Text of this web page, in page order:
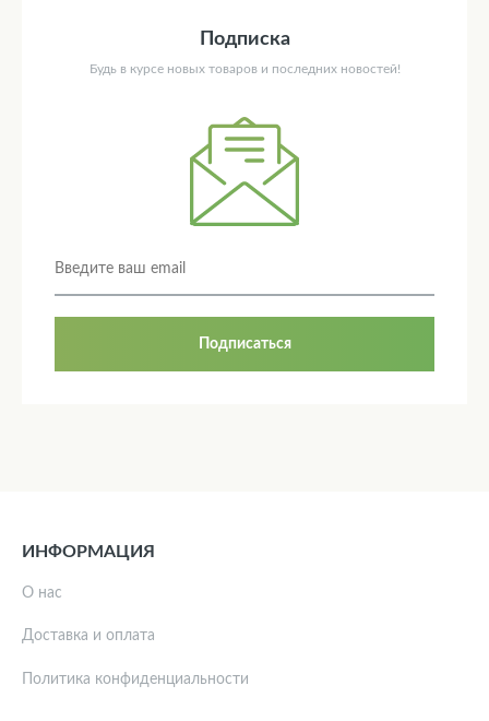
Подписка
Будь в курсе новых товаров и последних новостей!
Подписаться
ИНФОРМАЦИЯ
О нас
Доставка и оплата
Политика конфиденциальности